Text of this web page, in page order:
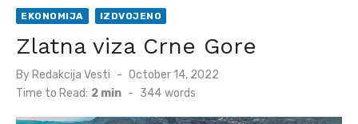
EKONOMIJA IZDVOJENO
Zlatna viza Crne Gore
By Redakcija Vesti
Posted
October 14, 2022
Time to Read: 2 min - 344 words